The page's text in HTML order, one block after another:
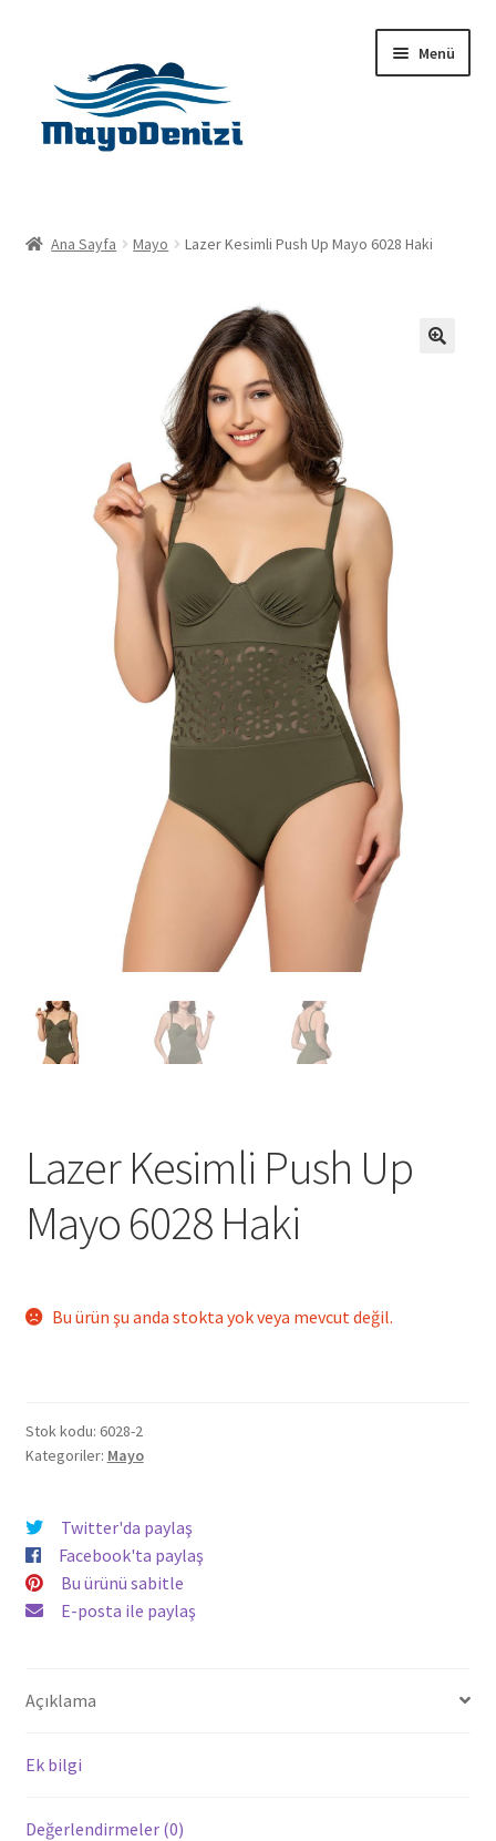
Menü
Ana Sayfa Mayo Lazer Kesimli Push Up Mayo 6028 Haki
Lazer Kesimli Push Up
Mayo 6028 Haki
Bu ürün şu anda stokta yok veya mevcut değil.
Stok kodu: 6028-2
Kategoriler: Mayo
Twitter'da paylaş
Facebook'ta paylaş
Bu ürünü sabitle
E-posta ile paylaş
Açıklama
Ek bilgi
Değerlendirmeler (0)